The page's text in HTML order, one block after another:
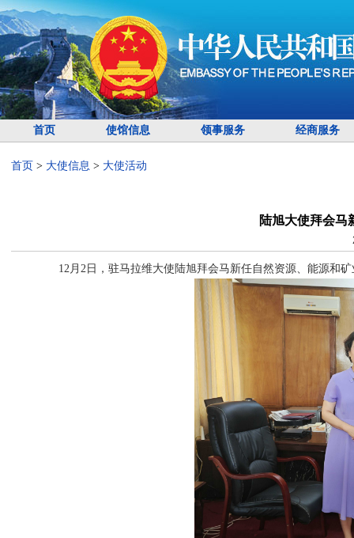
首页 使馆信息 领事服务 经商服务
首页 > 大使信息 > 大使活动
陆旭大使拜会马
12月2日，驻马拉维大使陆旭拜会马新任自然资源、能源和